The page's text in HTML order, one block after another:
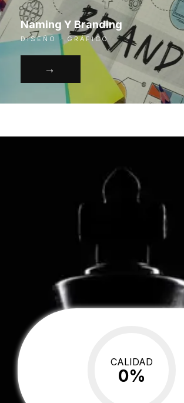
Naming Y Branding
DISEÑO · GRÁFICO
→
CALIDAD
0%